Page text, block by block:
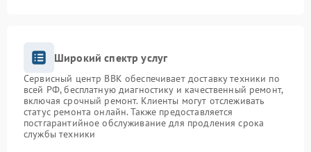
Широкий спектр услуг
Сервисный центр BBK обеспечивает доставку техники по
всей РФ, бесплатную диагностику и качественный ремонт,
включая срочный ремонт. Клиенты могут отслеживать
статус ремонта онлайн. Также предоставляется
постгарантийное обслуживание для продления срока
службы техники